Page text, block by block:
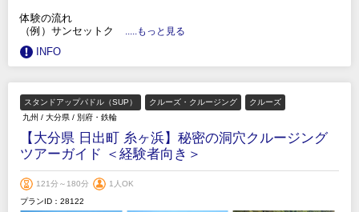
体験の流れ
（例）サンセットク
.....もっと見る
INFO
スタンドアップパドル（SUP） クルーズ・クルージング
クルーズ
九州 / 大分県 / 別府・鉄輪
【大分県 日出町 糸ヶ浜】秘密の洞穴クルージング
ツアーガイド ＜経験者向き＞
121分～180分
1人OK
プランID：28122